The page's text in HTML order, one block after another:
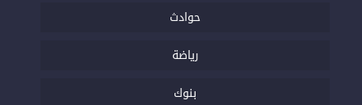
حوادث
رياضة
بنوك